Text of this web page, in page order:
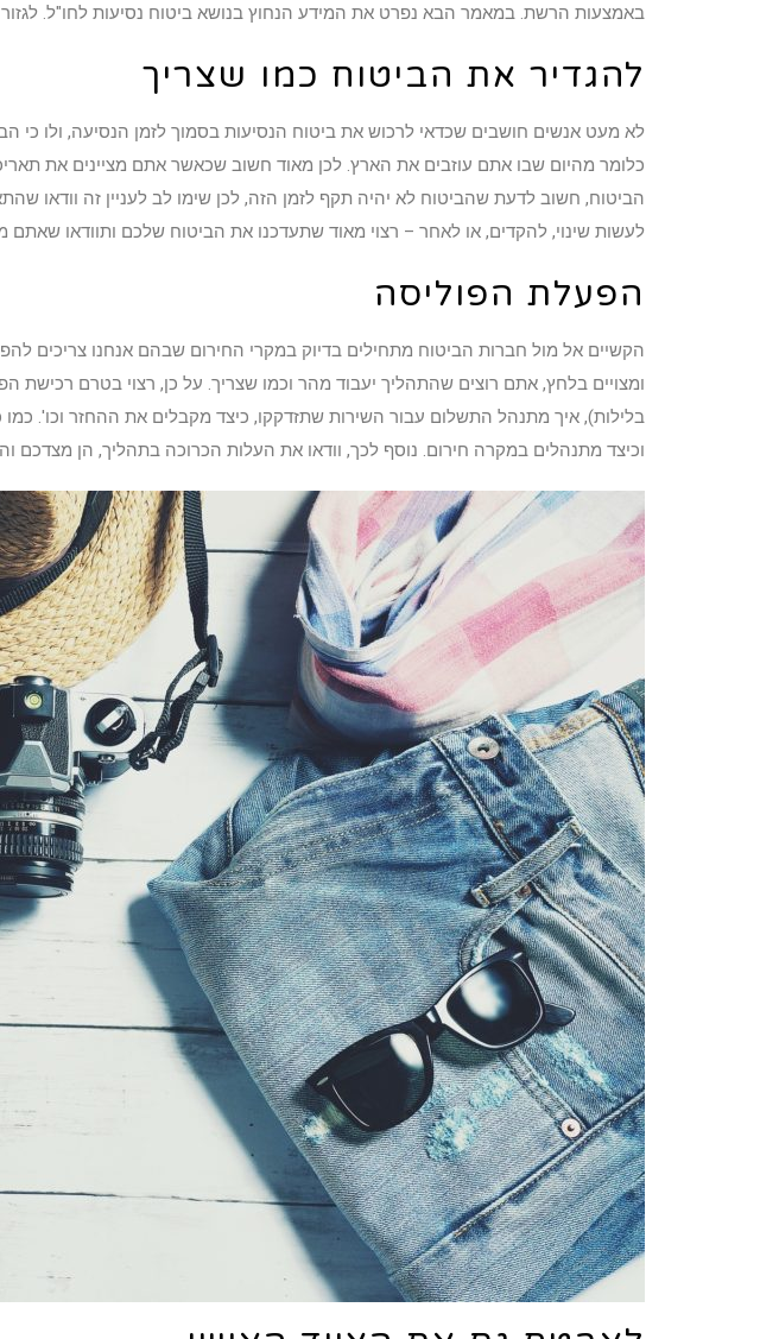
באמצעות הרשת. במאמר הבא נפרט את המידע הנחוץ בנושא ביטוח נסיעות לחו"ל. לגזור
להגדיר את הביטוח כמו שצריך
לא מעט אנשים חושבים שכדאי לרכוש את ביטוח הנסיעות בסמוך לזמן הנסיעה, ולו כי
כלומר מהיום שבו אתם עוזבים את הארץ. לכן מאוד חשוב שכאשר אתם מציינים את
הביטוח, חשוב לדעת שהביטוח לא יהיה תקף לזמן הזה, לכן שימו לב לעניין זה וודאו
לעשות שינוי, להקדים, או לאחר – רצוי מאוד שתעדכנו את הביטוח שלכם ותוודאו
הפעלת הפוליסה
הקשיים אל מול חברות הביטוח מתחילים בדיוק במקרי החירום שבהם אנחנו צריכים
ומצויים בלחץ, אתם רוצים שהתהליך יעבוד מהר וכמו שצריך. על כן, רצוי בטרם
בלילות), איך מתנהל התשלום עבור השירות שתזדקקו, כיצד מקבלים את ההחזר וכו'.
וכיצד מתנהלים במקרה חירום. נוסף לכך, וודאו את העלות הכרוכה בתהליך, הן מצדכם